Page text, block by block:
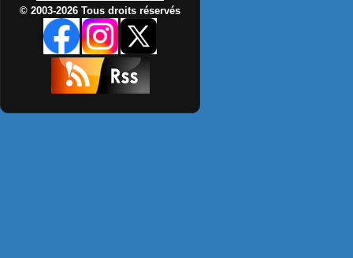
© 2003-2026 Tous droits réservés